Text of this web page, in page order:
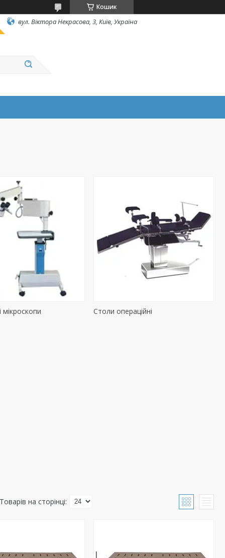
Кошик
вул. Вiктора Некрасова, 3, Київ, Україна
мікроскопи Столи операційні